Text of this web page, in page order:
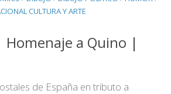
CULTURA Y ARTE
Homenaje a Quino |
de España en tributo a